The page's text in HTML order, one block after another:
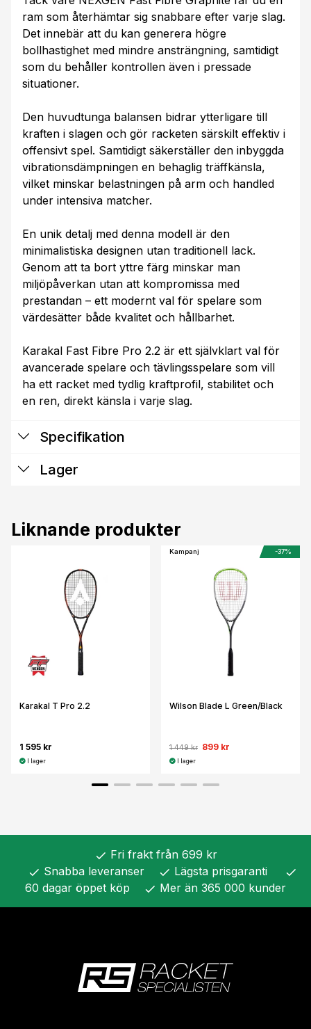
ram som återhämtar sig snabbare efter varje slag.
Det innebär att du kan generera högre
bollhastighet med mindre ansträngning, samtidigt
som du behåller kontrollen även i pressade
situationer.
Den huvudtunga balansen bidrar ytterligare till
kraften i slagen och gör racketen särskilt effektiv i
offensivt spel. Samtidigt säkerställer den inbyggda
vibrationsdämpningen en behaglig träffkänsla,
vilket minskar belastningen på arm och handled
under intensiva matcher.
En unik detalj med denna modell är den
minimalistiska designen utan traditionell lack.
Genom att ta bort yttre färg minskar man
miljöpåverkan utan att kompromissa med
prestandan – ett modernt val för spelare som
värdesätter både kvalitet och hållbarhet.
Karakal Fast Fibre Pro 2.2 är ett självklart val för
avancerade spelare och tävlingsspelare som vill
ha ett racket med tydlig kraftprofil, stabilitet och
en ren, direkt känsla i varje slag.
Specifikation
Lager
Liknande produkter
Karakal T Pro 2.2
1 595 kr
I lager
Kampanj -37%
Wilson Blade L Green/Black
1 449 kr 899 kr
I lager
check Fri frakt från 699 kr
check Snabba leveranser check Lägsta prisgaranti check
60 dagar öppet köp check Mer än 365 000 kunder